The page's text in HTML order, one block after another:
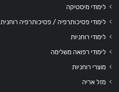
לימודי מיסטיקה
לימודי פסיכותרפיה / פסיכותרפיה רוחנית
לימודי רוחניות
לימודי רפואה משלימה
מוצרי רוחניות
מזל אריה